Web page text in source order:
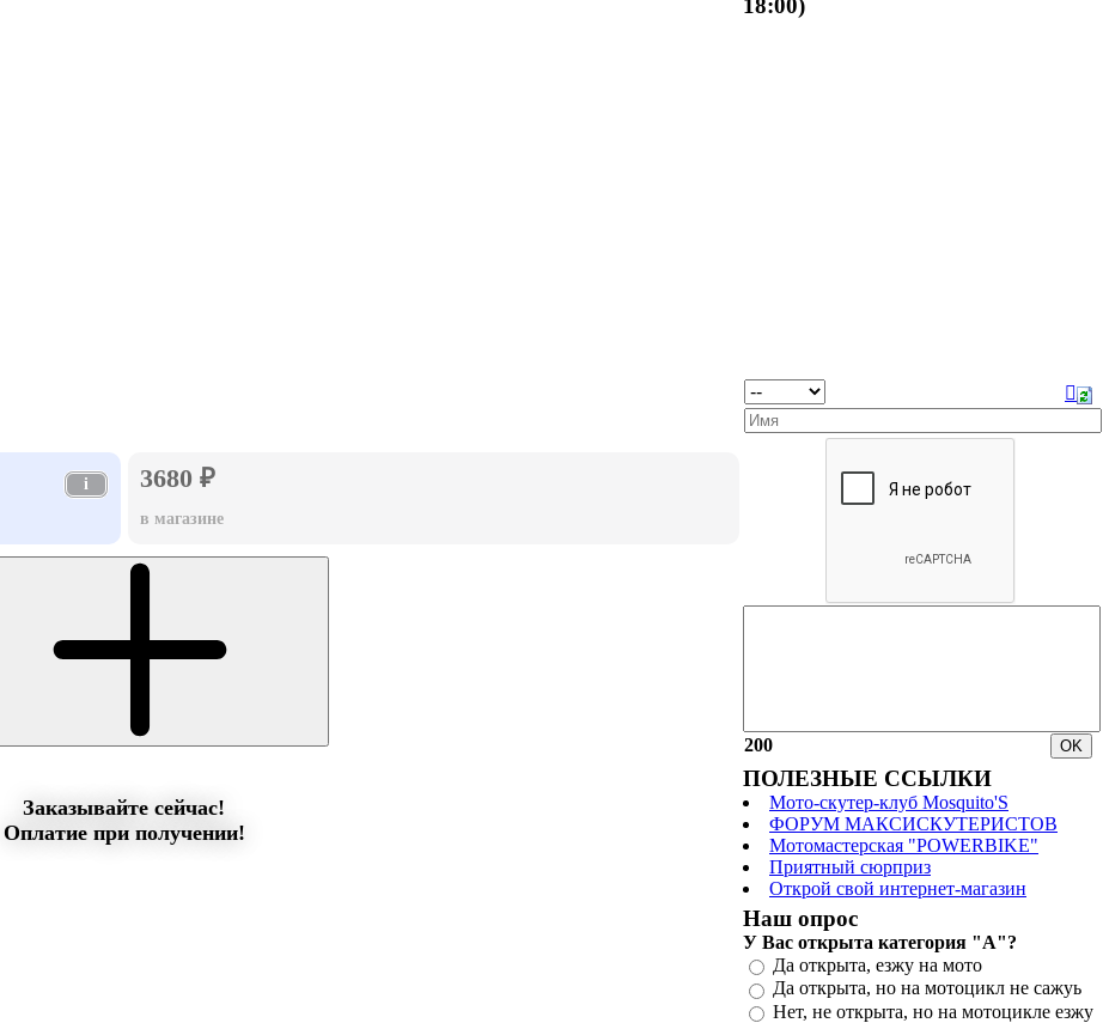
i
3680 ₽
в магазине
Заказывайте сейчас!
Оплатие при получении!
18:00)
200
ПОЛЕЗНЫЕ ССЫЛКИ
Мото-скутер-клуб Mosquito'S
ФОРУМ МАКСИСКУТЕРИСТОВ
Мотомастерская "POWERBIKE"
Приятный сюрприз
Открой свой интернет-магазин
Наш опрос
У Вас открыта категория "А"?
Да открыта, езжу на мото
Да открыта, но на мотоцикл не сажуь
Нет, не открыта, но на мотоцикле езжу